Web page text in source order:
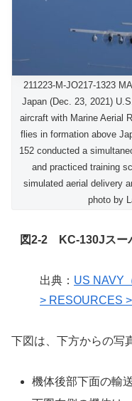
211223-M-JO217-1323
Japan (Dec. 23, 2021)
aircraft with Marine Aerial
flies in formation above
152 conducted a
and practiced training
simulated aerial delivery
photo by
図2-2 KC-130Jスー
出典： US NAVY
> RESOURCES
下図は、下方からの写
機体後部下面の輸